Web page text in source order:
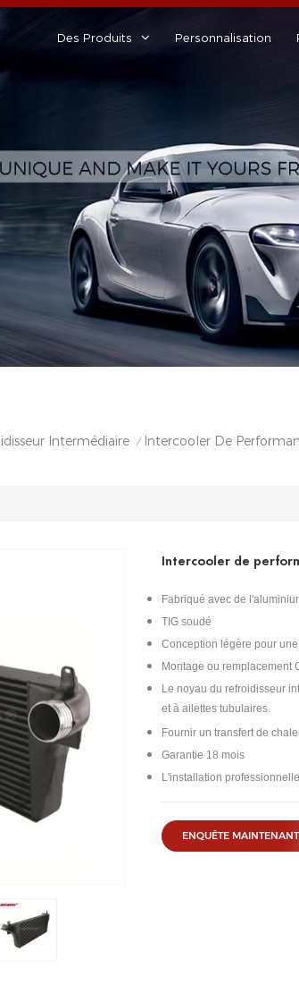
Des Produits Personnalisation
Intermédiaire /
Intercooler de
Fabriqué avec de
TIG soudé
Conception légère pour
Montage ou remplacement
Le noyau du refroidisseur
et à ailettes tubulaires.
Fournir un transfert de
Garantie 18 mois
L'installation
ENQUÊTE MAINTENANT